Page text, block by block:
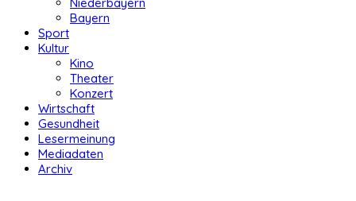
Bayern
Sport
Kultur
Kino
Theater
Konzert
Wirtschaft
Gesundheit
Lesermeinung
Mediadaten
Archiv